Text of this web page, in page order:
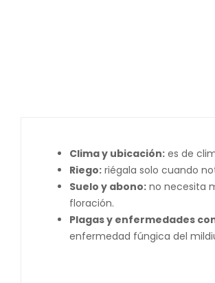
Clima y ubicación: es de
Riego: riégala solo cuando
Suelo y abono: no necesita
floración.
Plagas y enfermedades
enfermedad fúngica del